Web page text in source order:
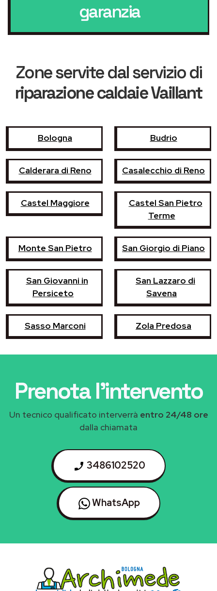
garanzia
Zone servite dal servizio di
riparazione caldaie Vaillant
Bologna Budrio
Calderara di Reno Casalecchio di Reno
Castel Maggiore
Castel San Pietro
Terme
Monte San Pietro San Giorgio di Piano
San Giovanni in
Persiceto
San Lazzaro di
Savena
Sasso Marconi Zola Predosa
Prenota l'intervento
Un tecnico qualificato interverrà entro 24/48 ore
dalla chiamata
3486102520
WhatsApp